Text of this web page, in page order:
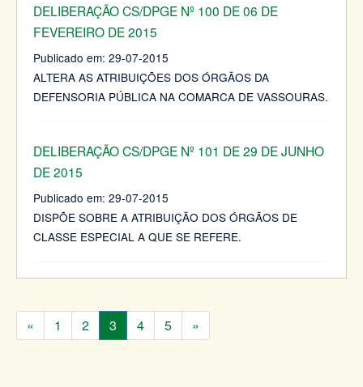
DELIBERAÇÃO CS/DPGE Nº 100 DE 06 DE
FEVEREIRO DE 2015
Publicado em: 29-07-2015
ALTERA AS ATRIBUIÇÕES DOS ÓRGÃOS DA
DEFENSORIA PÚBLICA NA COMARCA DE VASSOURAS.
DELIBERAÇÃO CS/DPGE Nº 101 DE 29 DE JUNHO
DE 2015
Publicado em: 29-07-2015
DISPÕE SOBRE A ATRIBUIÇÃO DOS ÓRGÃOS DE
CLASSE ESPECIAL A QUE SE REFERE.
« 1 2 3 4 5 »